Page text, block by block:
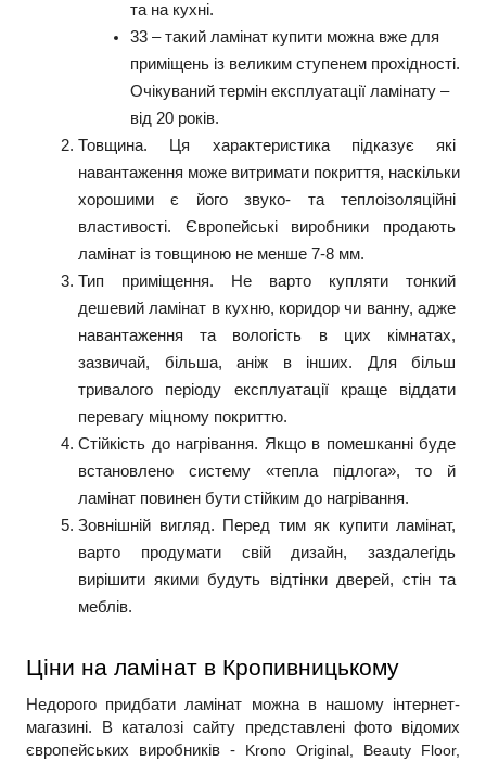
та на кухні.
33 – такий ламінат купити можна вже для
приміщень із великим ступенем прохідності.
Очікуваний термін експлуатації ламінату –
від 20 років.
Товщина. Ця характеристика підказує які
навантаження може витримати покриття, наскільки
хорошими є його звуко- та теплоізоляційні
властивості. Європейські виробники продають
ламінат із товщиною не менше 7-8 мм.
Тип приміщення. Не варто купляти тонкий
дешевий ламінат в кухню, коридор чи ванну, адже
навантаження та вологість в цих кімнатах,
зазвичай, більша, аніж в інших. Для більш
тривалого періоду експлуатації краще віддати
перевагу міцному покриттю.
Стійкість до нагрівання. Якщо в помешканні буде
встановлено систему «тепла підлога», то й
ламінат повинен бути стійким до нагрівання.
Зовнішній вигляд. Перед тим як купити ламінат,
варто продумати свій дизайн, заздалегідь
вирішити якими будуть відтінки дверей, стін та
меблів.
Ціни на ламінат в Кропивницькому
Недорого придбати ламінат можна в нашому інтернет-
магазині. В каталозі сайту представлені фото відомих
європейських виробників - Krono Original, Beauty Floor,